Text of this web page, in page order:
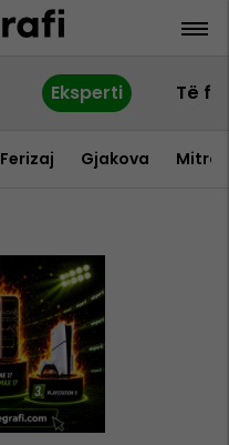
Eksperti Të
Ferizaj Gjakova